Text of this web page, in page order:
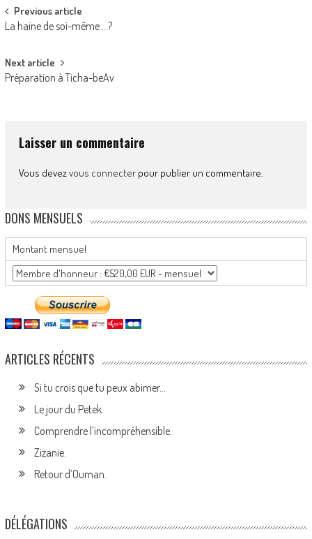
Post
navigation
Previous article
La haine de soi-même …?
Next article
Préparation à Ticha-beAv
Laisser un commentaire
Vous devezvous connecterpour publier un commentaire.
DONS MENSUELS
Montant mensuel
ARTICLES RÉCENTS
Si tu crois que tu peux abimer…
Le jour du Petek.
Comprendre l’incompréhensible.
Zizanie.
Retour d’Ouman.
DÉLÉGATIONS